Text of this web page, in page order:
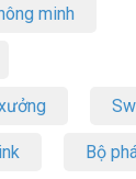
minh
Bộ